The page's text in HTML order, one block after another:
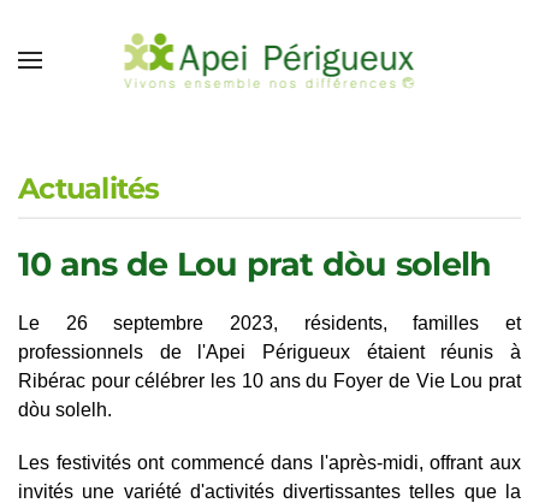
Accéder au contenu principal
Actualités
10 ans de Lou prat dòu solelh
Le 26 septembre 2023, résidents, familles et
professionnels de l'Apei Périgueux étaient réunis à
Ribérac pour célébrer les 10 ans du Foyer de Vie Lou prat
dòu solelh.
Les festivités ont commencé dans l'après-midi, offrant aux
invités une variété d'activités divertissantes telles que la